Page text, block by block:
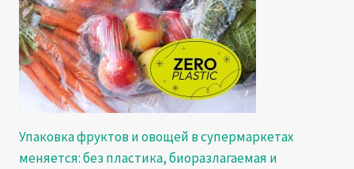
Упаковка фруктов и овощей в супермаркетах
меняется: без пластика, биоразлагаемая и